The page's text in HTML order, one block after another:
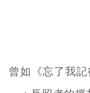
曾如《忘了我